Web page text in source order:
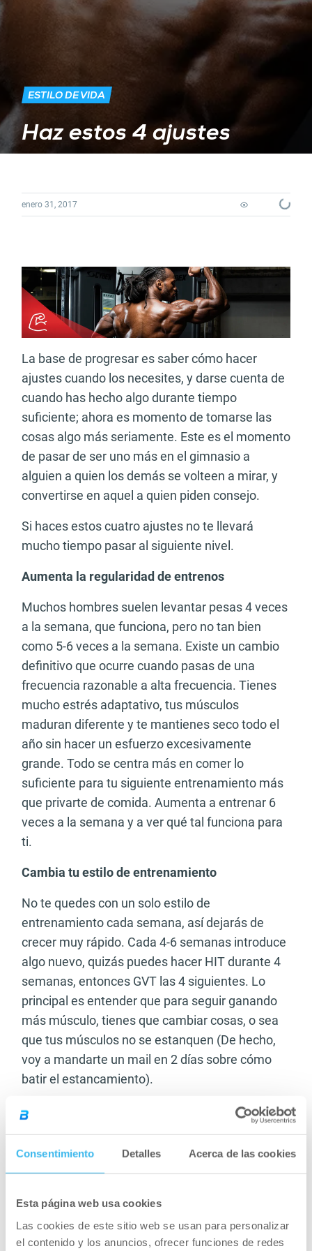
Consentimiento Detalles Acerca de las cookies
Esta página web usa cookies
Las cookies de este sitio web se usan para personalizar
el contenido y los anuncios, ofrecer funciones de redes
ESTILO DE VIDA
Haz estos 4 ajustes
enero 31, 2017 Loading...
La base de progresar es saber cómo hacer
ajustes cuando los necesites, y darse cuenta de
cuando has hecho algo durante tiempo
suficiente; ahora es momento de tomarse las
cosas algo más seriamente. Este es el momento
de pasar de ser uno más en el gimnasio a
alguien a quien los demás se volteen a mirar, y
convertirse en aquel a quien piden consejo.
Si haces estos cuatro ajustes no te llevará
mucho tiempo pasar al siguiente nivel.
Aumenta la regularidad de entrenos
Muchos hombres suelen levantar pesas 4 veces
a la semana, que funciona, pero no tan bien
como 5-6 veces a la semana. Existe un cambio
definitivo que ocurre cuando pasas de una
frecuencia razonable a alta frecuencia. Tienes
mucho estrés adaptativo, tus músculos
maduran diferente y te mantienes seco todo el
año sin hacer un esfuerzo excesivamente
grande. Todo se centra más en comer lo
suficiente para tu siguiente entrenamiento más
que privarte de comida. Aumenta a entrenar 6
veces a la semana y a ver qué tal funciona para
ti.
Cambia tu estilo de entrenamiento
No te quedes con un solo estilo de
entrenamiento cada semana, así dejarás de
crecer muy rápido. Cada 4-6 semanas introduce
algo nuevo, quizás puedes hacer HIT durante 4
semanas, entonces GVT las 4 siguientes. Lo
principal es entender que para seguir ganando
más músculo, tienes que cambiar cosas, o sea
que tus músculos no se estanquen (De hecho,
voy a mandarte un mail en 2 días sobre cómo
batir el estancamiento).
Pesa tu comida
aspecto con uno de aspecto increíble está en el
Estadísticamente, estarás sobre un 30% de
menos cuando calculas a ojo tu comida para el
día, así que mejor saca la báscula de cocina y